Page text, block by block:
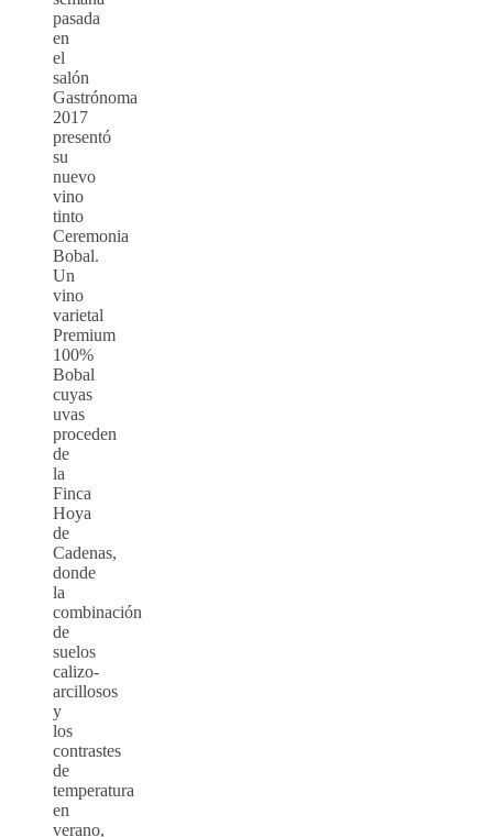
pasada
en
el
salón
Gastrónoma
2017
presentó
su
nuevo
vino
tinto
Ceremonia
Bobal.
Un
vino
varietal
Premium
100%
Bobal
cuyas
uvas
proceden
de
la
Finca
Hoya
de
Cadenas,
donde
la
combinación
de
suelos
calizo-
arcillosos
y
los
contrastes
de
temperatura
en
verano,